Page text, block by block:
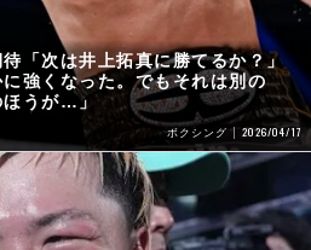
「次は井上拓真に勝てるか？」
強くなった。でもそれは別の
うが…」
ボクシング 2026/04/17